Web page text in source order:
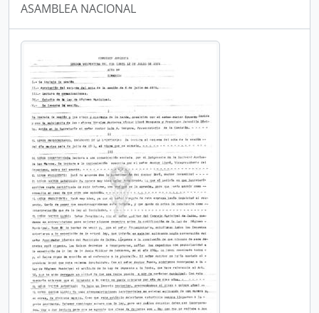
ASAMBLEA NACIONAL